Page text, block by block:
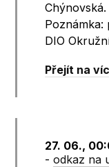
Poznámka:
DIO
Přejít na
27. 06.,
-odkaz na